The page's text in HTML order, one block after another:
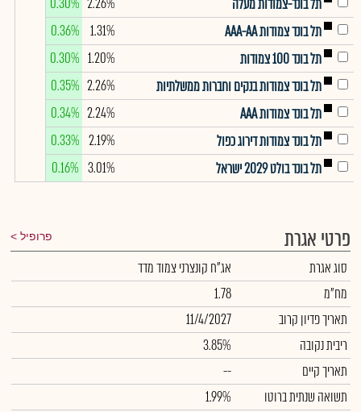
תל בונד-צמודות מעלה
תל בונד צמודות AAA-AA
1.31%
0.36%
תל בונד 100 צמודות
1.20%
0.30%
תל בונד צמודות בנקים וחברות ממשלתיות
2.26%
0.35%
תל בונד צמודות AAA
2.24%
0.34%
תל בונד צמודות דירוג כפול
2.19%
0.33%
תל בונד בולט 2029 ישראל
3.01%
0.16%
פרטי אגרת פרופיל
סוג אגרת
אג"ח קונצרני צמוד מדד
מח"מ
1.78
תאריך פדיון קרוב
11/4/2027
ריבית נקובה
3.85%
תאריך קיים
--
תשואה שנתית ברוטו
1.99%